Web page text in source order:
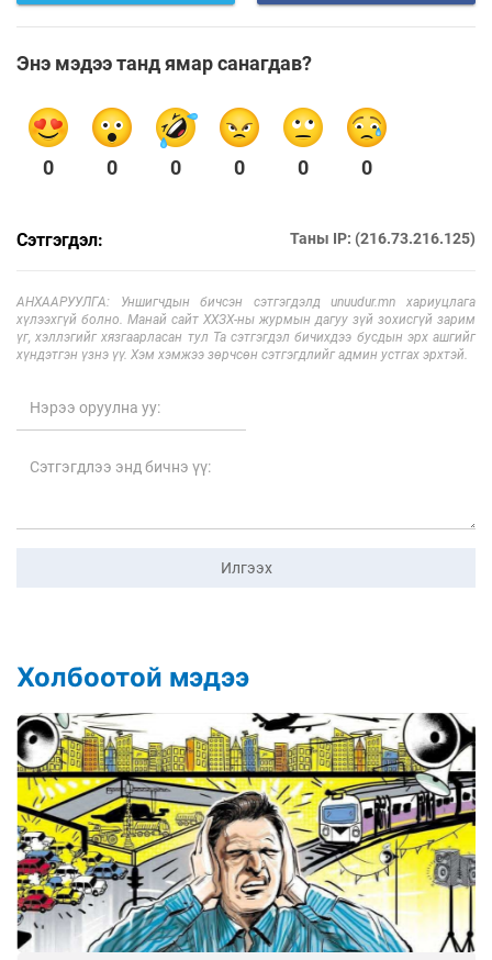
Энэ мэдээ танд ямар санагдав?
0 0 0 0 0 0
Сэтгэгдэл: Таны IP: (216.73.216.125)
АНХААРУУЛГА: Уншигчдын бичсэн сэтгэгдэлд unuudur.mn хариуцлага
хүлээхгүй болно. Манай сайт ХХЗХ-ны журмын дагуу зүй зохисгүй зарим
үг, хэллэгийг хязгаарласан тул Та сэтгэгдэл бичихдээ бусдын эрх ашгийг
хүндэтгэн үзнэ үү. Хэм хэмжээ зөрчсөн сэтгэгдлийг админ устгах эрхтэй.
Илгээх
Холбоотой мэдээ